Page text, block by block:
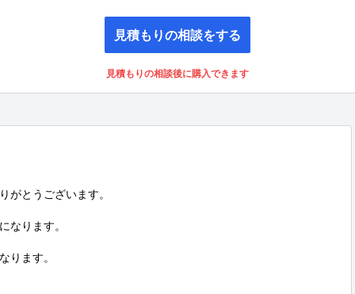
見積もりの相談をする
見積もりの相談後に購入できます
がとうございます。
なります。
ります。